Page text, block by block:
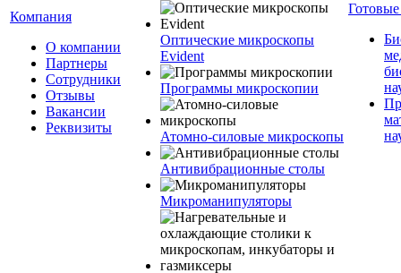
Компания
О компании
Партнеры
Сотрудники
Отзывы
Вакансии
Реквизиты
Оптические микроскопы
Evident
Программы микроскопии
Атомно-силовые микроскопы
Антивибрационные столы
Микроманипуляторы